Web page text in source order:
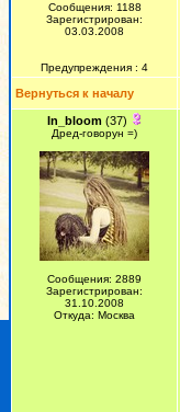
Сообщения: 1188
Зарегистрирован:
03.03.2008
Предупреждения : 4
Вернуться к началу
In_bloom(37)
Дред-говорун =)
Сообщения: 2889
Зарегистрирован:
31.10.2008
Откуда: Москва